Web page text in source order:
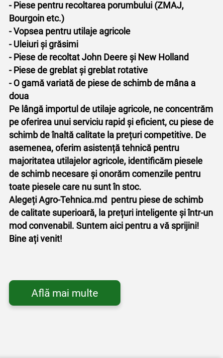
- Piese pentru recoltarea porumbului (ZMAJ,
Bourgoin etc.)
- Vopsea pentru utilaje agricole
- Uleiuri și grăsimi
- Piese de recoltat John Deere și New Holland
- Piese de greblat și greblat rotative
- O gamă variată de piese de schimb de mâna a
doua
Pe lângă importul de utilaje agricole, ne concentrăm
pe oferirea unui serviciu rapid și eficient, cu piese de
schimb de înaltă calitate la prețuri competitive. De
asemenea, oferim asistență tehnică pentru
majoritatea utilajelor agricole, identificăm piesele
de schimb necesare și onorăm comenzile pentru
toate piesele care nu sunt în stoc.
Alegeți Agro-Tehnica.md pentru piese de schimb
de calitate superioară, la prețuri inteligente și într-un
mod convenabil. Suntem aici pentru a vă sprijini!
Bine ați venit!
Află mai multe